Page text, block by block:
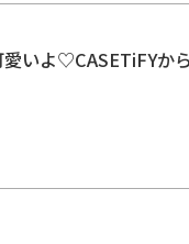
いよ♡CASETiFYか